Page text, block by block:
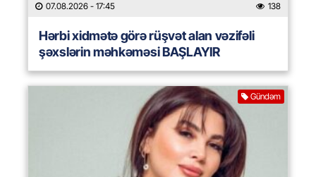
07.08.2026 - 17:45 138
Hərbi xidmətə görə rüşvət alan vəzifəli
şəxslərin məhkəməsi BAŞLAYIR
Gündəm